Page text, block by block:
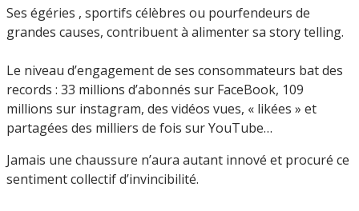
Ses égéries , sportifs célèbres ou pourfendeurs de
grandes causes, contribuent à alimenter sa story telling.
Le niveau d’engagement de ses consommateurs bat des
records : 33 millions d’abonnés sur FaceBook, 109
millions sur instagram, des vidéos vues, « likées » et
partagées des milliers de fois sur YouTube…
Jamais une chaussure n’aura autant innové et procuré ce
sentiment collectif d’invincibilité.